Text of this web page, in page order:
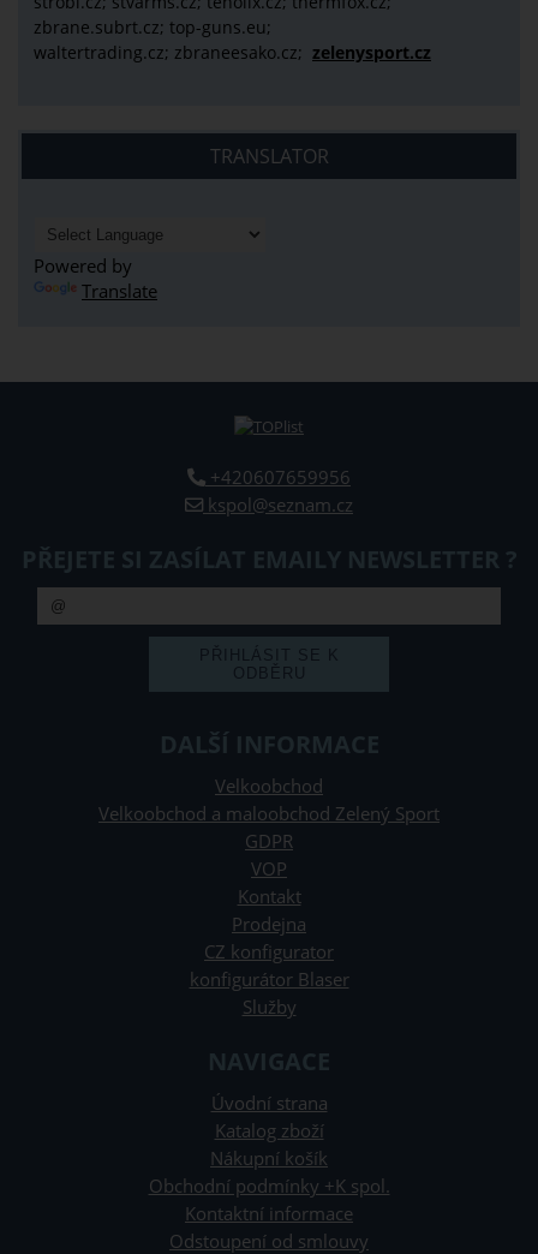
zbrane.subrt.cz; top-guns.eu;
waltertrading.cz; zbraneesako.cz; zelenysport.cz
TRANSLATOR
Powered by
Translate
+420607659956
kspol@seznam.cz
PŘEJETE SI ZASÍLAT EMAILY NEWSLETTER ?
DALŠÍ INFORMACE
Velkoobchod
Velkoobchod a maloobchod Zelený Sport
GDPR
VOP
Kontakt
Prodejna
CZ konfigurator
konfigurátor Blaser
Služby
NAVIGACE
Úvodní strana
Katalog zboží
Nákupní košík
Obchodní podmínky +K spol.
Kontaktní informace
Odstoupení od smlouvy